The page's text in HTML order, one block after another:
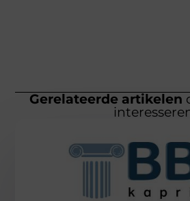
Gerelateerde artikelen